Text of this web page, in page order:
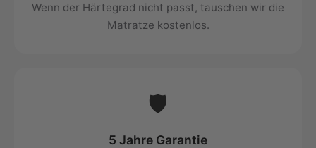
Wenn der Härtegrad nicht passt, tauschen wir die
Matratze kostenlos.
🛡️
5 Jahre Garantie